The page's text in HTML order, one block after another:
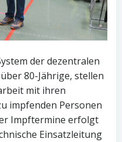
der dezentralen
80-Jährige, stellen
mit ihren
impfenden Personen
Impftermine erfolgt
Einsatzleitung